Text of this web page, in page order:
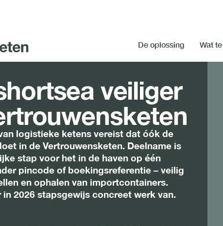
De oplossing Wat
veiliger
logistieke ketens vereist dat óók de
in de Vertrouwensketen. Deelname is
stap voor het in de haven op één
pincode of boekingsreferentie – veilig
en ophalen van importcontainers.
2026 stapsgewijs concreet werk van.